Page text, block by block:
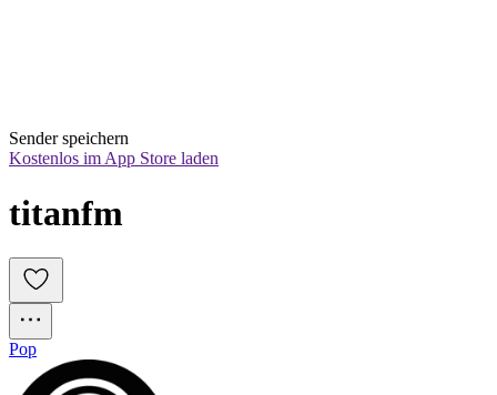
Sender speichern
Kostenlos im App Store laden
titanfm
Pop